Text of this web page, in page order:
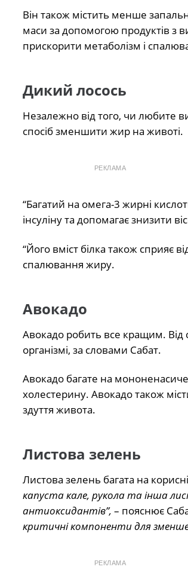
Він також містить менше
маси за допомогою продуктів з
прискорити метаболізм і
Дикий лосось
Незалежно від того, чи любите
спосіб зменшити жир на животі.
РЕКЛАМА
“Багатий на омега-3 жирні
інсуліну та допомагає знизити
“Його вміст білка також сприяє
спалювання жиру.
Авокадо
Авокадо робить все кращим. Від
організмі, за словами Сабат.
Авокадо багате на
холестерину. Авокадо також
здуття живота.
Листова зелень
Листова зелень багата на
капуста кале, рукола та інша
антиоксидантів”, – пояснює
критичні компоненти для
РЕКЛАМА